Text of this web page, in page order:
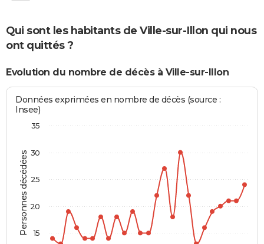
Qui sont les habitants de Ville-sur-Illon qui nous
ont quittés ?
Evolution du nombre de décès à Ville-sur-Illon
Personnes décédées
Données exprimées en nombre de décès (source :
Insee)
15
20
25
30
35